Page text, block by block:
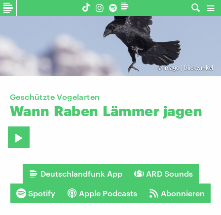
©imago | blickwinkel
Geschützte Vogelarten
Wann Raben Lämmer jagen
Deutschlandfunk App ARD Sounds
Spotify Apple Podcasts Abonnieren